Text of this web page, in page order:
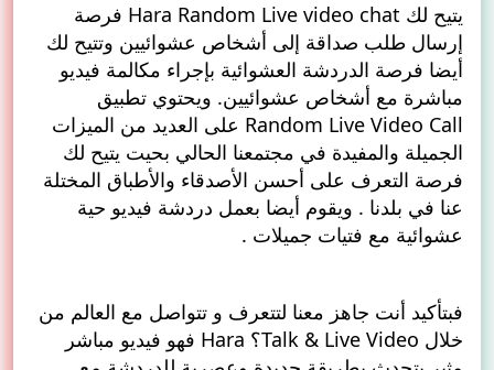
يتيح لك Hara Random Live video chat فرصة
إرسال طلب صداقة إلى أشخاص عشوائيين وتتيح لك
أيضا فرصة الدردشة العشوائية بإجراء مكالمة فيديو
مباشرة مع أشخاص عشوائيين. ويحتوي تطبيق
Random Live Video Call على العديد من الميزات
الجميلة والمفيدة في مجتمعنا الحالي بحيت يتيح لك
فرصة التعرف على أحسن الأصدقاء والأطباق المختلة
عنا في بلدنا . ويقوم أيضا بعمل دردشة فيديو حية
عشوائية مع فتيات جميلات .
فبتأكيد أنت جاهز معنا لتتعرف و تتواصل مع العالم من
خلال Talk & Live Video؟ Hara فهو فيديو مباشر